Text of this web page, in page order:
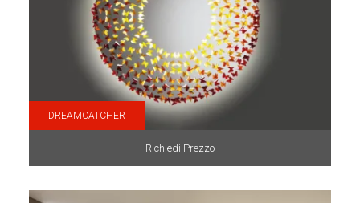
DREAMCATCHER
Richiedi Prezzo